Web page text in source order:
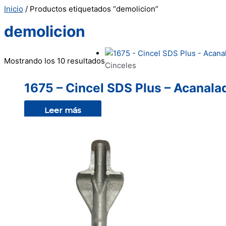
Inicio / Productos etiquetados “demolicion”
demolicion
Mostrando los 10 resultadosCinceles
1675 – Cincel SDS Plus –
Leer más